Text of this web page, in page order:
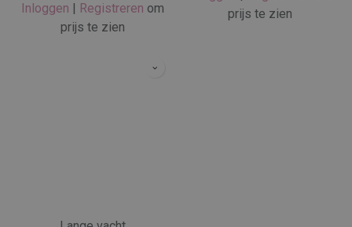
Inloggen | Registreren om
prijs te zien
prijs te zien